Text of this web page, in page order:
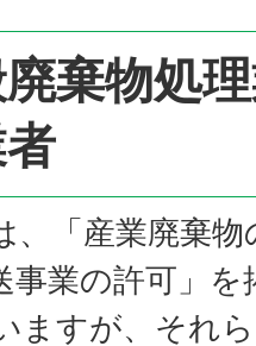
棄物処
、「産業廃棄
事業の許可」
ますが、それ